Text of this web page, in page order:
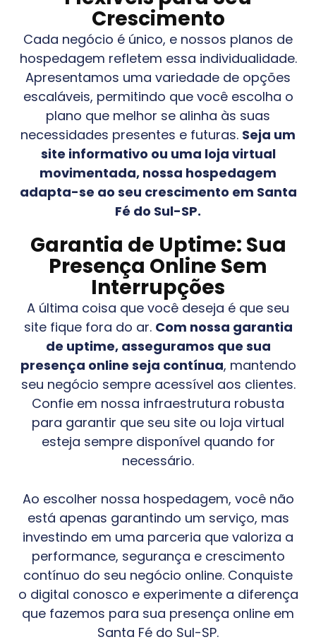
Crescimento
Cada negócio é único, e nossos planos de
hospedagem refletem essa individualidade.
Apresentamos uma variedade de opções
escaláveis, permitindo que você escolha o
plano que melhor se alinha às suas
necessidades presentes e futuras. Seja um
site informativo ou uma loja virtual
movimentada, nossa hospedagem
adapta-se ao seu crescimento em Santa
Fé do Sul-SP.
Garantia de Uptime: Sua
Presença Online Sem
Interrupções
A última coisa que você deseja é que seu
site fique fora do ar. Com nossa garantia
de uptime, asseguramos que sua
presença online seja contínua, mantendo
seu negócio sempre acessível aos clientes.
Confie em nossa infraestrutura robusta
para garantir que seu site ou loja virtual
esteja sempre disponível quando for
necessário.
Ao escolher nossa hospedagem, você não
está apenas garantindo um serviço, mas
investindo em uma parceria que valoriza a
performance, segurança e crescimento
contínuo do seu negócio online. Conquiste
o digital conosco e experimente a diferença
que fazemos para sua presença online em
Santa Fé do Sul-SP.